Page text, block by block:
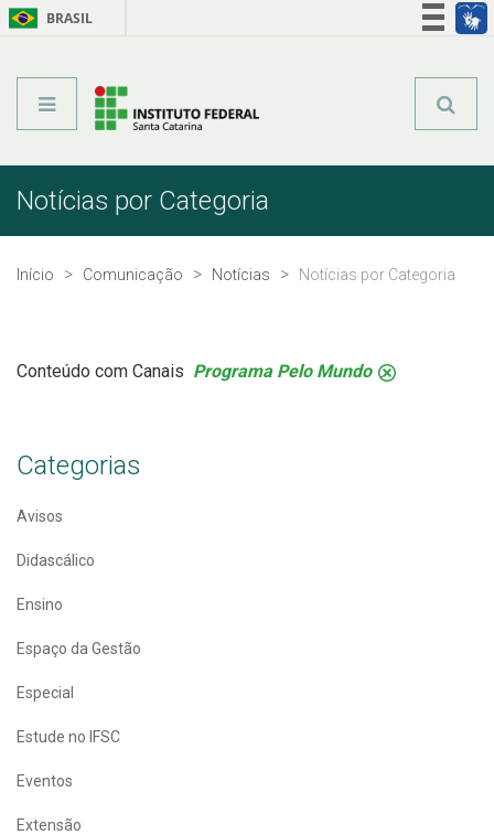
BRASIL
Notícias por Categoria
Início Comunicação Notícias Notícias por Categoria
Conteúdo com Canais Programa Pelo Mundo .
Categorias
Avisos
Didascálico
Ensino
Espaço da Gestão
Especial
Estude no IFSC
Eventos
Extensão